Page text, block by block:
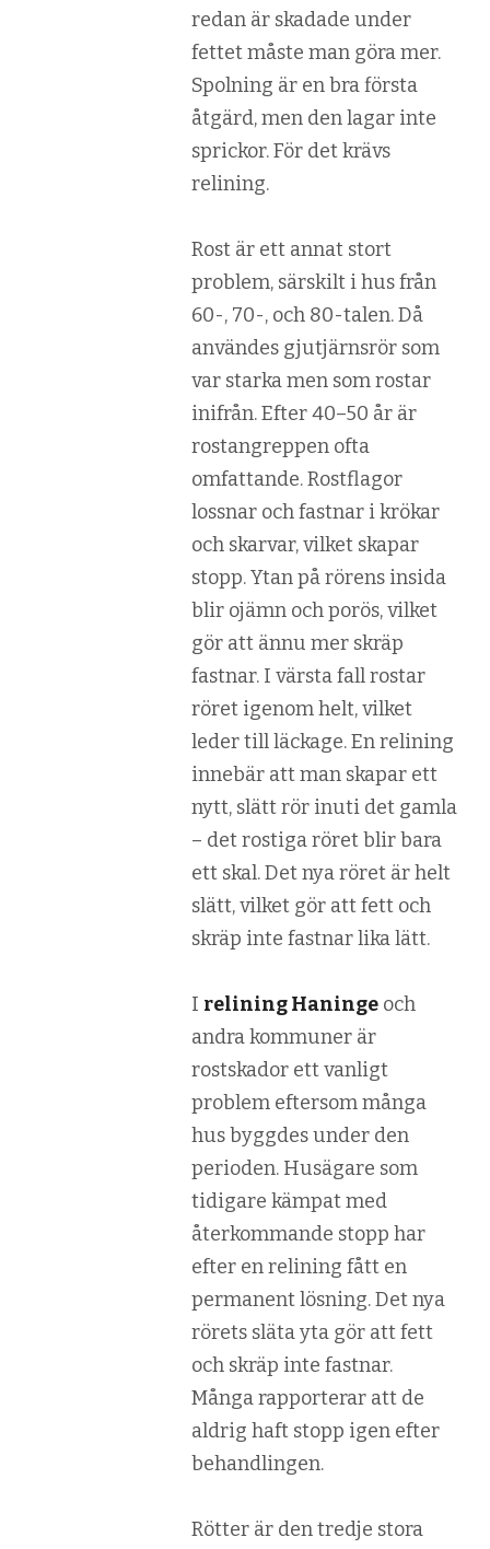
redan är skadade under
fettet måste man göra mer.
Spolning är en bra första
åtgärd, men den lagar inte
sprickor. För det krävs
relining.
Rost är ett annat stort
problem, särskilt i hus från
60-, 70-, och 80-talen. Då
användes gjutjärnsrör som
var starka men som rostar
inifrån. Efter 40–50 år är
rostangreppen ofta
omfattande. Rostflagor
lossnar och fastnar i krökar
och skarvar, vilket skapar
stopp. Ytan på rörens insida
blir ojämn och porös, vilket
gör att ännu mer skräp
fastnar. I värsta fall rostar
röret igenom helt, vilket
leder till läckage. En relining
innebär att man skapar ett
nytt, slätt rör inuti det gamla
– det rostiga röret blir bara
ett skal. Det nya röret är helt
slätt, vilket gör att fett och
skräp inte fastnar lika lätt.
I relining Haninge och
andra kommuner är
rostskador ett vanligt
problem eftersom många
hus byggdes under den
perioden. Husägare som
tidigare kämpat med
återkommande stopp har
efter en relining fått en
permanent lösning. Det nya
rörets släta yta gör att fett
och skräp inte fastnar.
Många rapporterar att de
aldrig haft stopp igen efter
behandlingen.
Rötter är den tredje stora